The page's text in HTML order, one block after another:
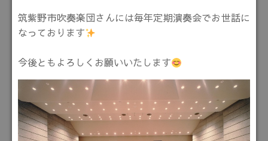
筑紫野市吹奏楽団さんには毎年定期演奏会でお世話に
なっております
今後ともよろしくお願いいたします